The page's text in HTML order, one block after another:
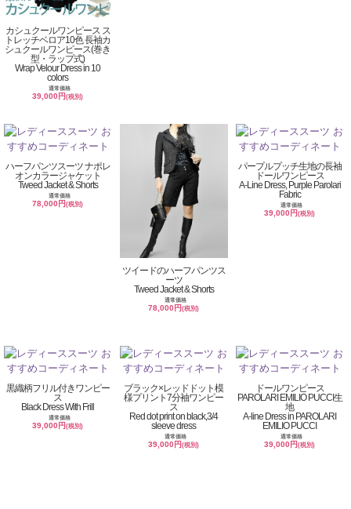
カシュクールワンピース ス
トレッチベロア10色 長袖カ
シュクールワンピース(巻き
型・ラップ式)
Wrap Velour Dress in 10
colors
通常価格
39,000円(税別)
ハーフパンツスーツ ナポレ
オンカラージャケット
Tweed Jacket & Shorts
通常価格
78,000円(税別)
ツイードのハーフパンツス
ーツ
Tweed Jacket & Shorts
通常価格
78,000円(税別)
パープルプッチ生地の長袖
ドールワンピース
A-Line Dress, Purple Parolari
Fabric
通常価格
39,000円(税別)
黒織柄フリル付きワンピー
ス
Black Dress With Frill
通常価格
39,000円(税別)
ブラック×レッドドット模
様プリント7分袖ワンピー
ス
Red dot print on black,3/4
sleeve dress
通常価格
39,000円(税別)
ドールワンピース
PAROLARI EMILIO PUCCI生
地
A-line Dress in PAROLARI
EMILIO PUCCI
通常価格
39,000円(税別)